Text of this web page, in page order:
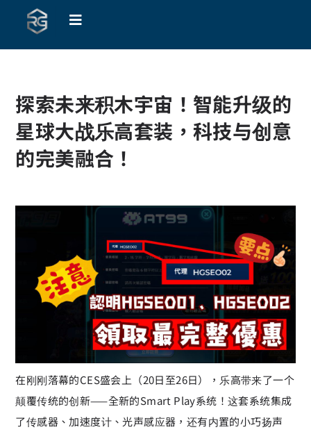
探索未来积木宇宙！智能升级的
星球大战乐高套装，科技与创意
的完美融合！
在刚刚落幕的CES盛会上（20日至26日），乐高带来了一个
颠覆传统的创新——全新的Smart Play系统！这套系统集成
了传感器、加速度计、光声感应器，还有内置的小巧扬声